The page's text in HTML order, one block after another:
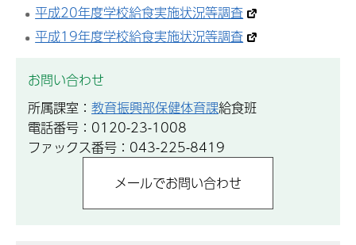
平成20年度学校給食実施状況等調査
平成19年度学校給食実施状況等調査
お問い合わせ
所属課室： 教育振興部保健体育課給食班
電話番号：0120-23-1008
ファックス番号：043-225-8419